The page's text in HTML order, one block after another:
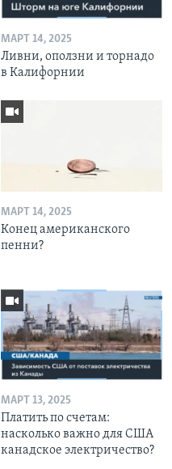
МАРТ 14, 2025
Ливни, оползни и торнадо
в Калифорнии
МАРТ 14, 2025
Конец американского
пенни?
МАРТ 13, 2025
Платить по счетам:
насколько важно для США
канадское электричество?